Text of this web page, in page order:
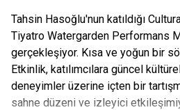
Tahsin Hasoğlu'nun katıldığı
Tiyatro Watergarden Performans
gerçekleşiyor. Kısa ve yoğun bir
Etkinlik, katılımcılara güncel
deneyimler üzerine içten bir
sahne düzeni ve izleyici